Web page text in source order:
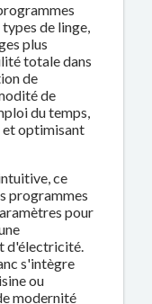
de linge,
plus
totale dans
de
de
du temps,
et optimisant
ce
programmes
pour
d'électricité.
s'intègre
ou
modernité